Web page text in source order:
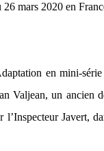
mars 2020 en
en mini-
Valjean, un ancien
l’Inspecteur Javert,